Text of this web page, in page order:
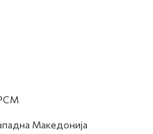
Македонија